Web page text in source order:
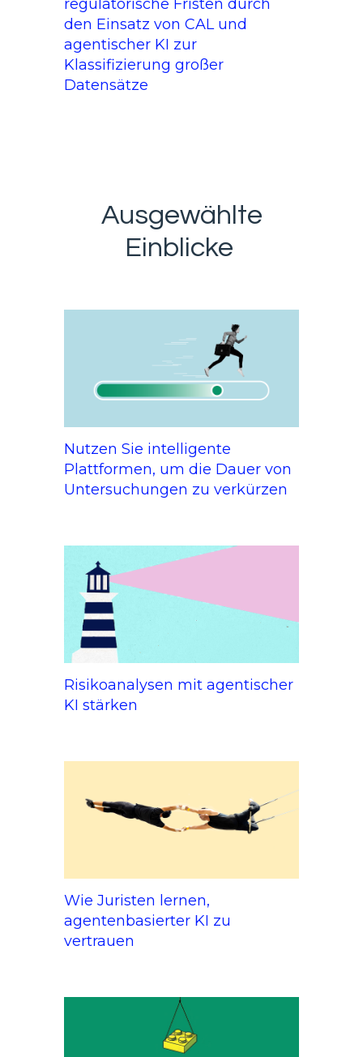
regulatorische Fristen durch
den Einsatz von CAL und
agentischer KI zur
Klassifizierung großer
Datensätze
Ausgewählte
Einblicke
Nutzen Sie intelligente
Plattformen, um die Dauer von
Untersuchungen zu verkürzen
Risikoanalysen mit agentischer
KI stärken
Wie Juristen lernen,
agentenbasierter KI zu
vertrauen